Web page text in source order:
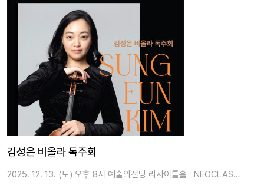
김성은 비올라 독주회
2025. 12. 13. (토) 오후 8시 예술의전당 리사이틀홀 NEOCLAS…